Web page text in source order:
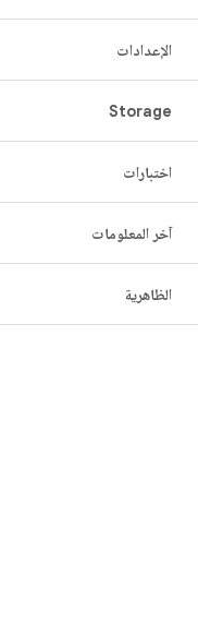
الإعدادات
Storage
اختبارات
آخر المعلومات
الظاهرية